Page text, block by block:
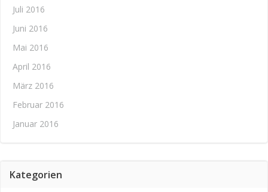
Juli 2016
Juni 2016
Mai 2016
April 2016
März 2016
Februar 2016
Januar 2016
Kategorien